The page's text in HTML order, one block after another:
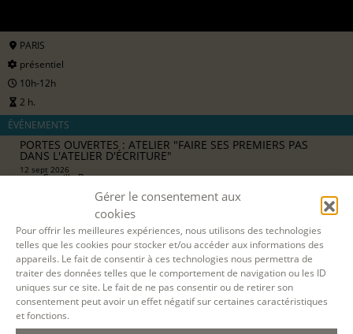
Gérer le consentement aux
cookies
Pour offrir les meilleures expériences, nous utilisons des technologies
telles que les cookies pour stocker et/ou accéder aux informations des
appareils. Le fait de consentir à ces technologies nous permettra de
traiter des données telles que le comportement de navigation ou les ID
uniques sur ce site. Le fait de ne pas consentir ou de retirer son
consentement peut avoir un effet négatif sur certaines caractéristiques
et fonctions.
PARIS
présentiel
10h-12h
2 h.
ÉVÉNEMENTS
PORTES OUVERTES : ATELIER "FAIRE SES PREMIERS PAS
DANS L'ATELIER D'ÉCRITURE"
12 sept 2026
avecCamille Berta
S'INSCRIRE EN LIGNE